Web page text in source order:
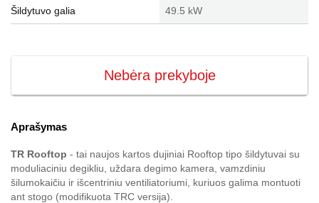
Šildytuvo galia 49.5 kW
Nebėra prekyboje
Aprašymas
TR Rooftop - tai naujos kartos dujiniai Rooftop tipo šildytuvai su
moduliaciniu degikliu, uždara degimo kamera, vamzdiniu
šilumokaičiu ir išcentriniu ventiliatoriumi, kuriuos galima montuoti
ant stogo (modifikuota TRC versija).